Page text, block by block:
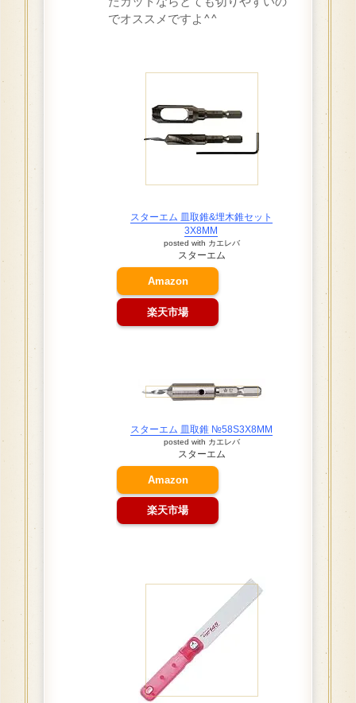
でオススメですよ^^
スターエム 皿取錐&埋木錐セット
3X8MM
posted with カエレバ
スターエム
Amazon
楽天市場
スターエム 皿取錐 №58S3X8MM
posted with カエレバ
スターエム
Amazon
楽天市場